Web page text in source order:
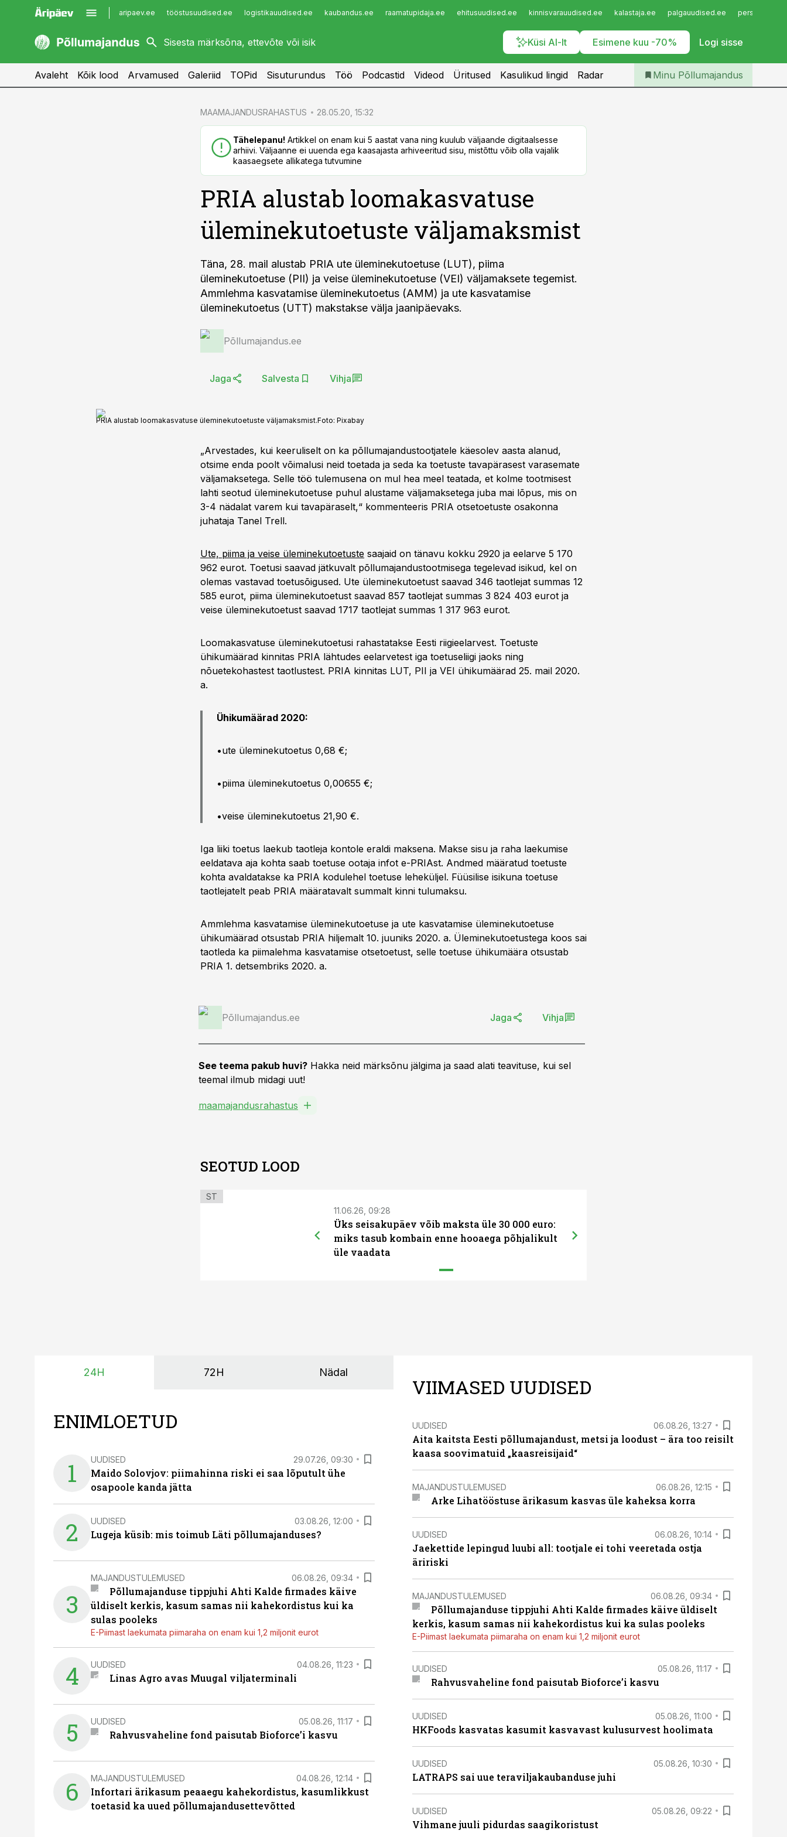
aripaev.ee tööstusuudised.ee logistikauudised.ee kaubandus.ee raamatupidaja.ee ehitusuudised.ee kinnisvarauudised.ee kalastaja.ee palgauudised.ee
Küsi AI-lt Esimene kuu -70% Logi sisse
kaubandus.ee
kinnisvarauudised.ee
imelineajalugu.ee
Infopank
Iseteenindus
Telli Põllumajandus
Avaleht Kõik lood Arvamused Galeriid TOPid Sisuturundus Töö Podcastid Videod Üritused Kasulikud lingid Radar Minu Põllumajandus
MAAMAJANDUSRAHASTUS 28.05.20, 15:32
Tähelepanu! Artikkel on enam kui 5 aastat vana ning kuulub väljaande digitaalsesse
arhiivi. Väljaanne ei uuenda ega kaasajasta arhiveeritud sisu, mistõttu võib olla vajalik
kaasaegsete allikatega tutvumine
PRIA alustab loomakasvatuse
üleminekutoetuste väljamaksmist
Täna, 28. mail alustab PRIA ute üleminekutoetuse (LUT), piima
üleminekutoetuse (PII) ja veise üleminekutoetuse (VEI) väljamaksete tegemist.
Ammlehma kasvatamise üleminekutoetus (AMM) ja ute kasvatamise
üleminekutoetus (UTT) makstakse välja jaanipäevaks.
Põllumajandus.ee
Jaga Salvesta Vihja
PRIA alustab loomakasvatuse üleminekutoetuste väljamaksmist.Foto: Pixabay
„Arvestades, kui keeruliselt on ka põllumajandustootjatele käesolev aasta alanud,
otsime enda poolt võimalusi neid toetada ja seda ka toetuste tavapärasest varasemate
väljamaksetega. Selle töö tulemusena on mul hea meel teatada, et kolme tootmisest
lahti seotud üleminekutoetuse puhul alustame väljamaksetega juba mai lõpus, mis on
3-4 nädalat varem kui tavapäraselt,“ kommenteeris PRIA otsetoetuste osakonna
juhataja Tanel Trell.
Ute, piima ja veise üleminekutoetuste saajaid on tänavu kokku 2920 ja eelarve 5 170
962 eurot. Toetusi saavad jätkuvalt põllumajandustootmisega tegelevad isikud, kel on
olemas vastavad toetusõigused. Ute üleminekutoetust saavad 346 taotlejat summas 12
585 eurot, piima üleminekutoetust saavad 857 taotlejat summas 3 824 403 eurot ja
veise üleminekutoetust saavad 1717 taotlejat summas 1 317 963 eurot.
Loomakasvatuse üleminekutoetusi rahastatakse Eesti riigieelarvest. Toetuste
ühikumäärad kinnitas PRIA lähtudes eelarvetest iga toetuseliigi jaoks ning
nõuetekohastest taotlustest. PRIA kinnitas LUT, PII ja VEI ühikumäärad 25. mail 2020.
a.
Ühikumäärad 2020:
•ute üleminekutoetus 0,68 €;
•piima üleminekutoetus 0,00655 €;
•veise üleminekutoetus 21,90 €.
Iga liiki toetus laekub taotleja kontole eraldi maksena. Makse sisu ja raha laekumise
eeldatava aja kohta saab toetuse ootaja infot e-PRIAst. Andmed määratud toetuste
kohta avaldatakse ka PRIA kodulehel toetuse leheküljel. Füüsilise isikuna toetuse
taotlejatelt peab PRIA määratavalt summalt kinni tulumaksu.
Ammlehma kasvatamise üleminekutoetuse ja ute kasvatamise üleminekutoetuse
ühikumäärad otsustab PRIA hiljemalt 10. juuniks 2020. a. Üleminekutoetustega koos sai
taotleda ka piimalehma kasvatamise otsetoetust, selle toetuse ühikumäära otsustab
PRIA 1. detsembriks 2020. a.
Põllumajandus.ee Jaga Vihja
See teema pakub huvi? Hakka neid märksõnu jälgima ja saad alati teavituse, kui sel
teemal ilmub midagi uut!
maamajandusrahastus
SEOTUD LOOD
ST
11.06.26, 09:28
Üks seisakupäev võib maksta üle 30 000 euro:
miks tasub kombain enne hooaega põhjalikult
üle vaadata
24H 72H Nädal
ENIMLOETUD
1 UUDISED 29.07.26, 09:30
Maido Solovjov: piimahinna riski ei saa lõputult ühe
osapoole kanda jätta
2 UUDISED 03.08.26, 12:00
Lugeja küsib: mis toimub Läti põllumajanduses?
3
MAJANDUSTULEMUSED 06.08.26, 09:34
Põllumajanduse tippjuhi Ahti Kalde firmades käive
üldiselt kerkis, kasum samas nii kahekordistus kui ka
sulas pooleks
E-Piimast laekumata piimaraha on enam kui 1,2 miljonit eurot
4 UUDISED 04.08.26, 11:23
Linas Agro avas Muugal viljaterminali
5 UUDISED 05.08.26, 11:17
Rahvusvaheline fond paisutab Bioforce’i kasvu
6 MAJANDUSTULEMUSED 04.08.26, 12:14
Infortari ärikasum peaaegu kahekordistus, kasumlikkust
toetasid ka uued põllumajandusettevõtted
VIIMASED UUDISED
UUDISED 06.08.26, 13:27
Aita kaitsta Eesti põllumajandust, metsi ja loodust – ära too reisilt
kaasa soovimatuid „kaasreisijaid“
MAJANDUSTULEMUSED 06.08.26, 12:15
Arke Lihatööstuse ärikasum kasvas üle kaheksa korra
UUDISED 06.08.26, 10:14
Jaekettide lepingud luubi all: tootjale ei tohi veeretada ostja
äririski
MAJANDUSTULEMUSED 06.08.26, 09:34
Põllumajanduse tippjuhi Ahti Kalde firmades käive üldiselt
kerkis, kasum samas nii kahekordistus kui ka sulas pooleks
E-Piimast laekumata piimaraha on enam kui 1,2 miljonit eurot
UUDISED 05.08.26, 11:17
Rahvusvaheline fond paisutab Bioforce’i kasvu
UUDISED 05.08.26, 11:00
HKFoods kasvatas kasumit kasvavast kulusurvest hoolimata
UUDISED 05.08.26, 10:30
LATRAPS sai uue teraviljakaubanduse juhi
UUDISED 05.08.26, 09:22
Vihmane juuli pidurdas saagikoristust